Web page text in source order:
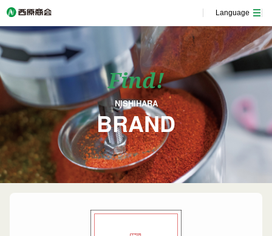
Language
Find!
NISHIHARA
BRAND